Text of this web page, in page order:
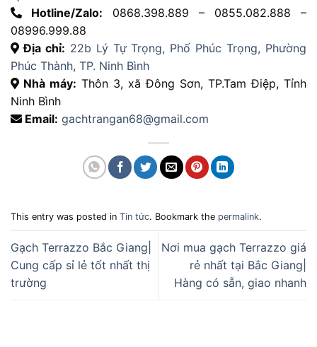
Hotline/Zalo: 0868.398.889 – 0855.082.888 –
08996.999.88
Địa chỉ: 22b Lý Tự Trọng, Phố Phúc Trọng, Phường
Phúc Thành, TP. Ninh Bình
Nhà máy: Thôn 3, xã Đông Sơn, TP.Tam Điệp, Tỉnh
Ninh Bình
Email: gachtrangan68@gmail.com
This entry was posted in Tin tức. Bookmark the permalink.
Gạch Terrazzo Bắc Giang|
Cung cấp sỉ lẻ tốt nhất thị
trường
Nơi mua gạch Terrazzo giá
rẻ nhất tại Bắc Giang|
Hàng có sẵn, giao nhanh